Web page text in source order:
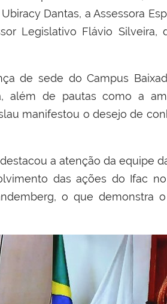
Dantas, a Assessora
Legislativo Flávio Silveira,
de sede do Campus
além de pautas como a
manifestou o desejo de
a atenção da equipe
das ações do Ifac
o que demonstra